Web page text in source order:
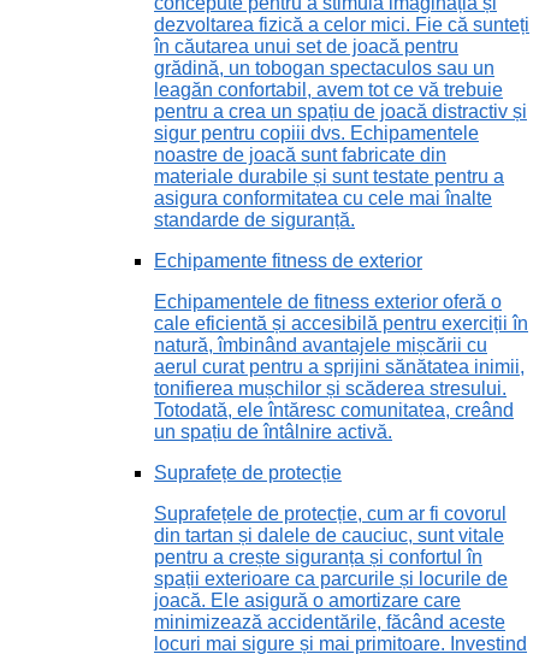
dezvoltarea fizică a celor mici. Fie că sunteți
în căutarea unui set de joacă pentru
grădină, un tobogan spectaculos sau un
leagăn confortabil, avem tot ce vă trebuie
pentru a crea un spațiu de joacă distractiv și
sigur pentru copiii dvs. Echipamentele
noastre de joacă sunt fabricate din
materiale durabile și sunt testate pentru a
asigura conformitatea cu cele mai înalte
standarde de siguranță.
Echipamente fitness de exterior
Echipamentele de fitness exterior oferă o
cale eficientă și accesibilă pentru exerciții în
natură, îmbinând avantajele mișcării cu
aerul curat pentru a sprijini sănătatea inimii,
tonifierea mușchilor și scăderea stresului.
Totodată, ele întăresc comunitatea, creând
un spațiu de întâlnire activă.
Suprafețe de protecție
Suprafețele de protecție, cum ar fi covorul
din tartan și dalele de cauciuc, sunt vitale
pentru a crește siguranța și confortul în
spații exterioare ca parcurile și locurile de
joacă. Ele asigură o amortizare care
minimizează accidentările, făcând aceste
locuri mai sigure și mai primitoare. Investind